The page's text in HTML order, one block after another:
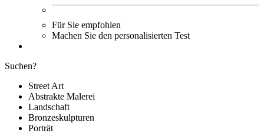
Für Sie empfohlen
Machen Sie den personalisierten Test
Suchen?
Street Art
Abstrakte Malerei
Landschaft
Bronzeskulpturen
Porträt